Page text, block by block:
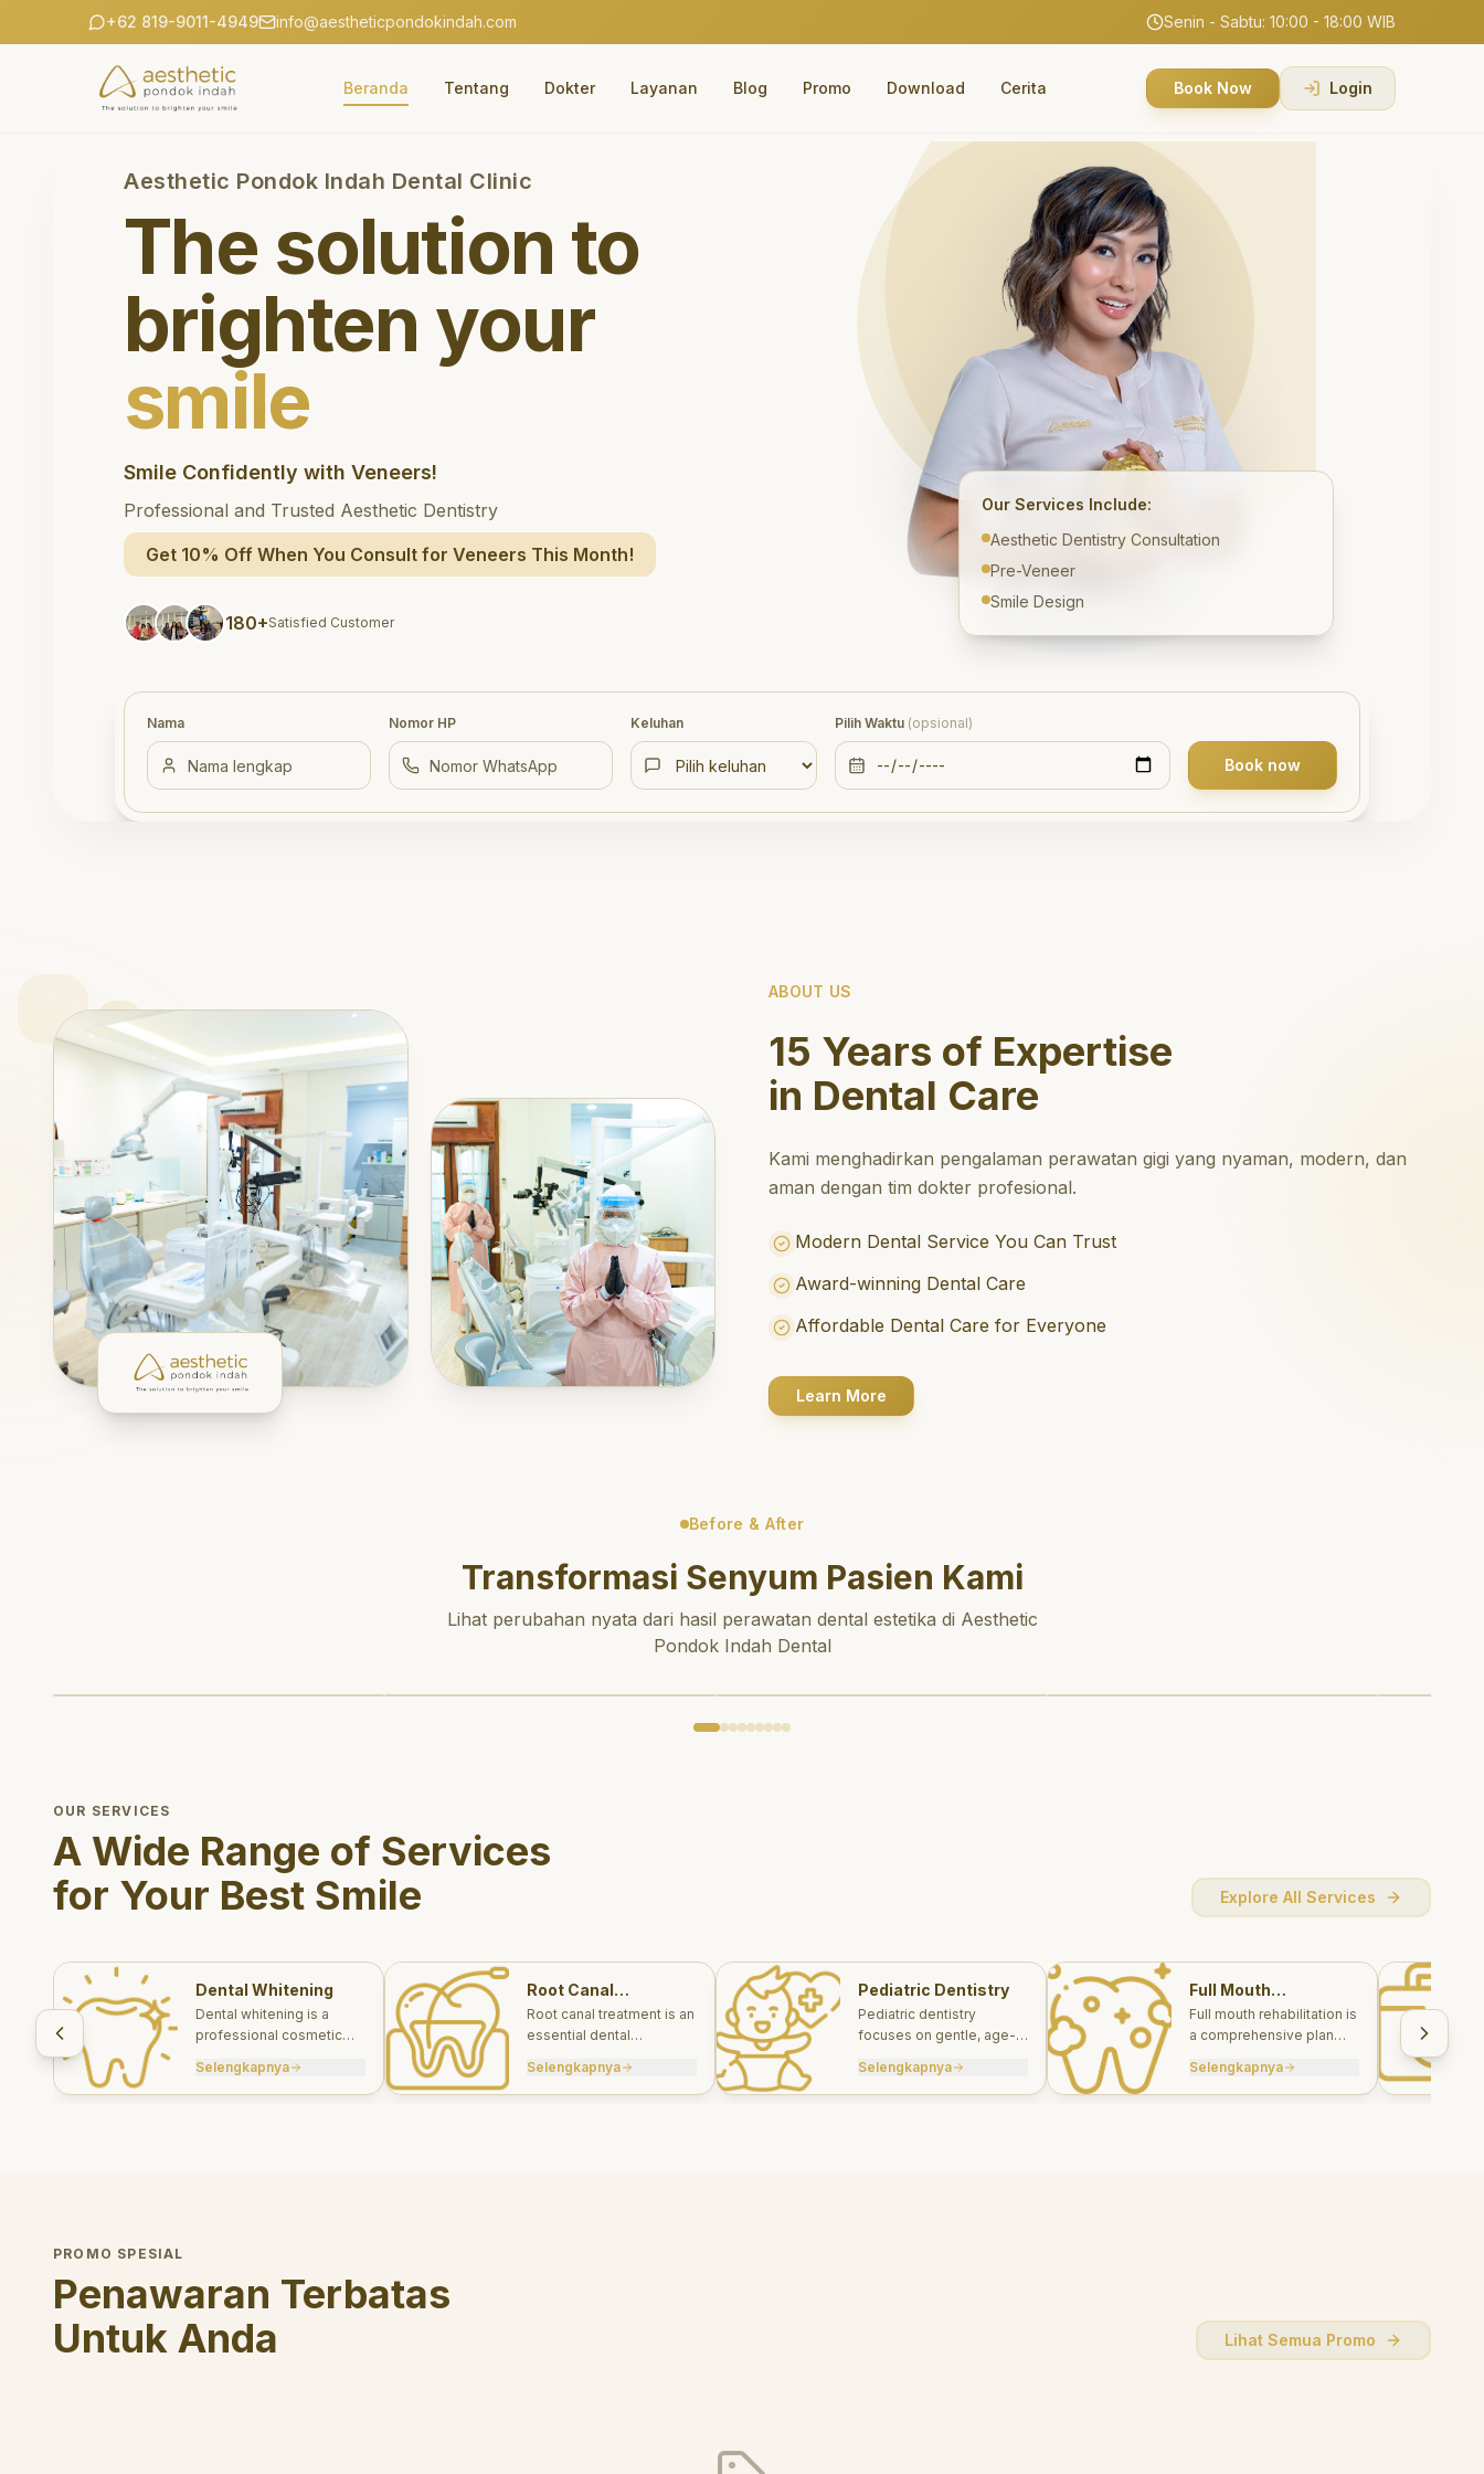
+62 819-9011-4949 info@aestheticpondokindah.com Senin - Sabtu: 10:00 - 18:00 WIB
Beranda Tentang Dokter Layanan Blog Promo Download Cerita Book Now Login
Aesthetic Pondok Indah Dental Clinic
The solution to
brighten your
smile
Smile Confidently with Veneers!
Professional and Trusted Aesthetic Dentistry
Get 10% Off When You Consult for Veneers This Month!
180+Satisfied Customer
Our Services Include:
Aesthetic Dentistry Consultation
Pre-Veneer
Smile Design
Nama Nomor HP Keluhan Pilih Waktu (opsional)
Book now
ABOUT US
15 Years of Expertise
in Dental Care
Kami menghadirkan pengalaman perawatan gigi yang nyaman, modern, dan
aman dengan tim dokter profesional.
Modern Dental Service You Can Trust
Award-winning Dental Care
Affordable Dental Care for Everyone
Learn More
Before & After
Transformasi Senyum Pasien Kami
Lihat perubahan nyata dari hasil perawatan dental estetika di Aesthetic
Pondok Indah Dental
OUR SERVICES
A Wide Range of Services
for Your Best Smile
Explore All Services
Dental Whitening
Dental whitening is a
professional cosmetic
brighten your smile safely
and effectively.
Selengkapnya
Root Canal
Treatments
Root canal treatment is an
essential dental
save a tooth that has
been severely damaged
Selengkapnya
Pediatric Dentistry
Pediatric dentistry
focuses on gentle, age-
for infants, children, and
teens.
Selengkapnya
Full Mouth
Rehabilitations
Full mouth rehabilitation is
a comprehensive plan
aesthetic treatments to
rebuild function, comfort,
Selengkapnya
PROMO SPESIAL
Penawaran Terbatas
Untuk Anda
Lihat Semua Promo